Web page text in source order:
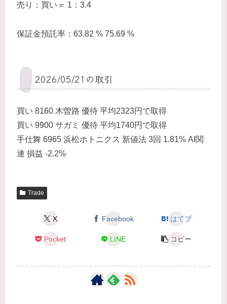
売り：買い＝ 1：3.4
保証金預託率：63.82 % 75.69 %
2026/05/21の取引
買い 8160 木曽路 優待 平均2323円で取得
買い 9900 サガミ 優待 平均1740円で取得
手仕舞 6965 浜松ホトニクス 新値法 3回 1.81% AI関
連 損益 -2.2%
Trade
X Facebook はてブ
Pocket LINE コピー